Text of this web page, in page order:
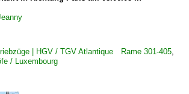
| HGV / TGV Atlantique Rame 301-405,
/ Luxembourg